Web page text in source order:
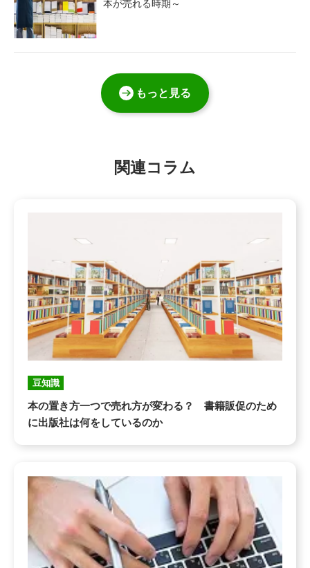
本が売れる時期～
もっと見る
関連コラム
豆知識
本の置き方一つで売れ方が変わる？ 書籍販促のため
に出版社は何をしているのか